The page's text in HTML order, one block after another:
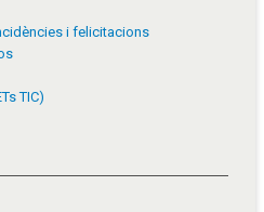
i felicitacions
TIC)